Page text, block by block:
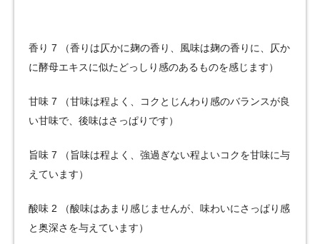
香り 7 （香りは仄かに麹の香り、風味は麹の香りに、仄か
に酵母エキスに似たどっしり感のあるものを感じます）
甘味 7 （甘味は程よく、コクとじんわり感のバランスが良
い甘味で、後味はさっぱりです）
旨味 7 （旨味は程よく、強過ぎない程よいコクを甘味に与
えています）
酸味 2 （酸味はあまり感じませんが、味わいにさっぱり感
と奥深さを与えています）